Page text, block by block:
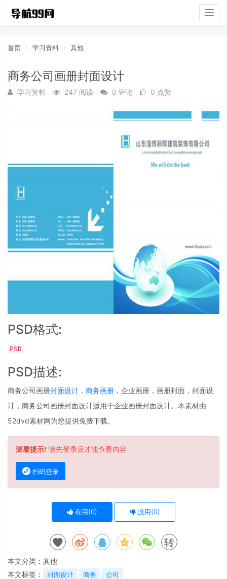
首页 学习资料 其他
商务公司画册封面设计
学习资料 247 阅读 0 评论 0 点赞
PSD格式:
PSD
PSD描述:
商务公司画册封面设计 ， 商务画册 ，企业画册，画册封面，封面设
计，商务公司画册封面设计适用于企业画册封面设计。本素材由
52dvd素材网为您提供免费下载。
温馨提示! 请先登录后才能查看内容
扫码登录
有用(0) 没用(0)
转
本文分类： 其他
本文标签：
封面设计 商务 公司